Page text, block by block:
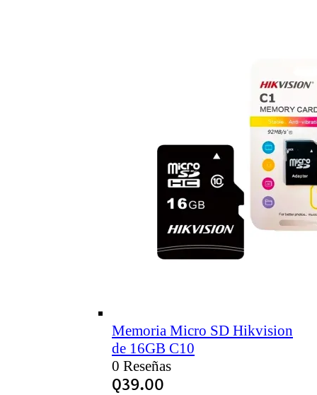
Memoria Micro SD Hikvision
de 16GB C10
0 Reseñas
Q39.00